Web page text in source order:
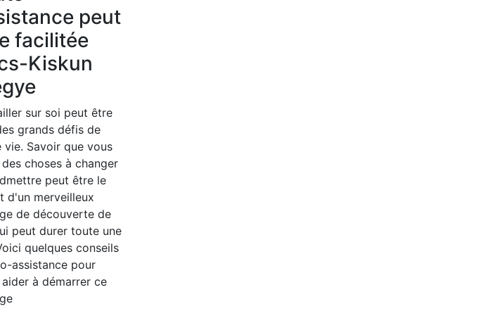
peut
facilitée
Kiskun
sur soi peut être
grands défis de
vie. Savoir que vous
choses à changer
peut être le
d'un merveilleux
de découverte de
peut durer toute une
quelques conseils
assistance pour
à démarrer ce